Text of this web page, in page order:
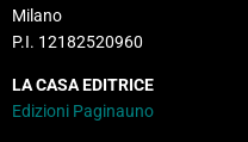
Milano
P.I. 12182520960
LA CASA EDITRICE
Edizioni Paginauno